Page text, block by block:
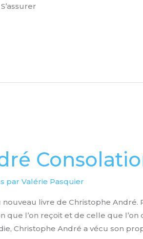
par Valérie Pasquier
livre de Christophe André.
que l’on reçoit et de celle que l’on
Christophe André a vécu son